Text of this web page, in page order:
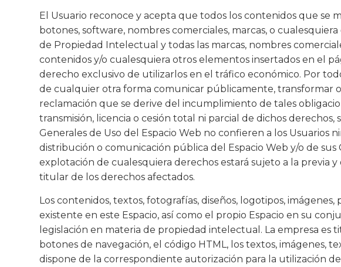
El Usuario reconoce y acepta que todos los contenidos que se
botones, software, nombres comerciales, marcas, o
de Propiedad Intelectual y todas las marcas, nombres
contenidos y/o cualesquiera otros elementos insertados en el
derecho exclusivo de utilizarlos en el tráfico económico. Por
de cualquier otra forma comunicar públicamente, transformar
reclamación que se derive del incumplimiento de tales
transmisión, licencia o cesión total ni parcial de dichos
Generales de Uso del Espacio Web no confieren a los
distribución o comunicación pública del Espacio Web y/o de
explotación de cualesquiera derechos estará sujeto a la previa
titular de los derechos afectados.
Los contenidos, textos, fotografías, diseños, logotipos,
existente en este Espacio, así como el propio Espacio en su
legislación en materia de propiedad intelectual. La empresa
botones de navegación, el código HTML, los textos, imágenes,
dispone de la correspondiente autorización para la utilización